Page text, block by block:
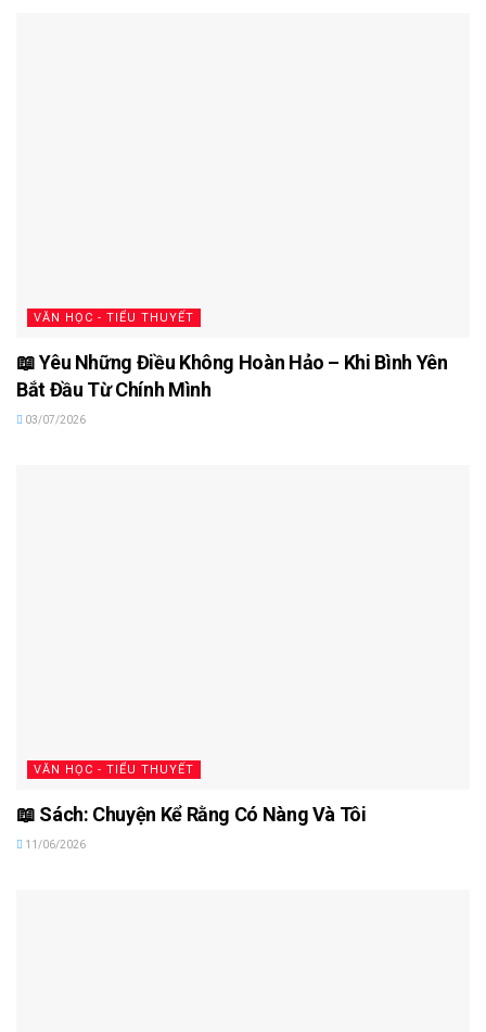
VĂN HỌC - TIỂU THUYẾT
📖 Yêu Những Điều Không Hoàn Hảo – Khi Bình Yên
Bắt Đầu Từ Chính Mình
03/07/2026
VĂN HỌC - TIỂU THUYẾT
📖 Sách: Chuyện Kể Rằng Có Nàng Và Tôi
11/06/2026